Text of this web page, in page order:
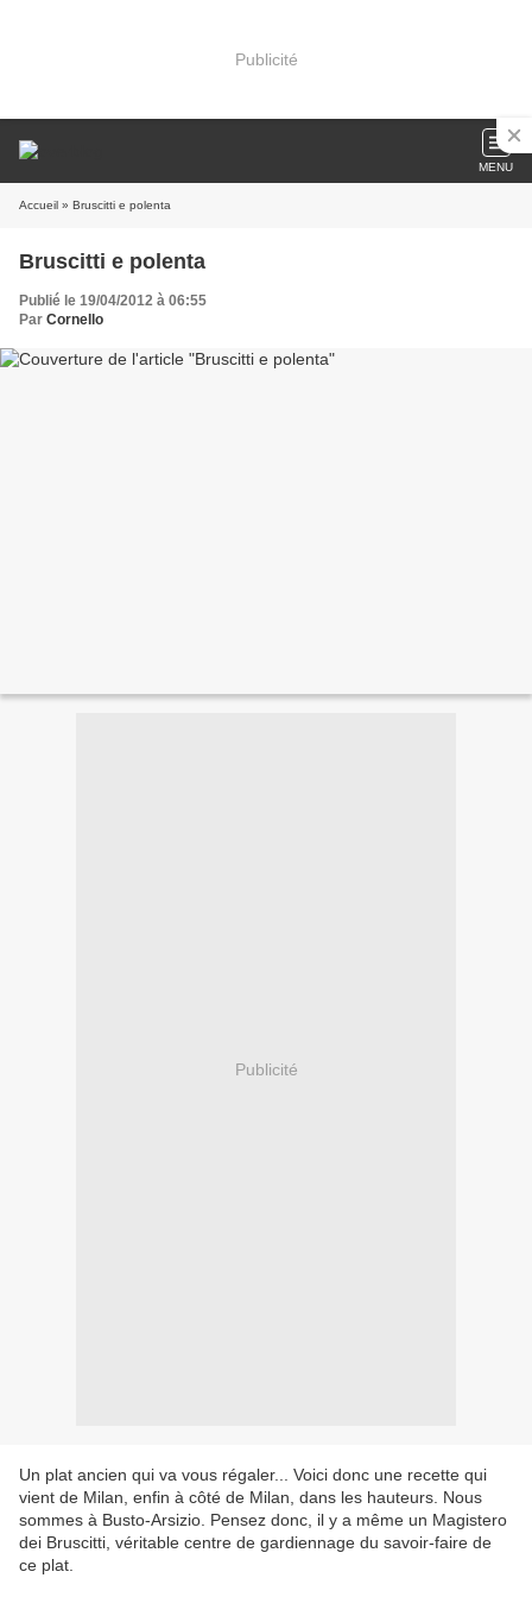
Publicité
MENU
Accueil » Bruscitti e polenta
Bruscitti e polenta
Publié le 19/04/2012 à 06:55
Par Cornello
Publicité
Un plat ancien qui va vous régaler... Voici donc une recette qui
vient de Milan, enfin à côté de Milan, dans les hauteurs. Nous
sommes à Busto-Arsizio. Pensez donc, il y a même un Magistero
dei Bruscitti, véritable centre de gardiennage du savoir-faire de
ce plat.